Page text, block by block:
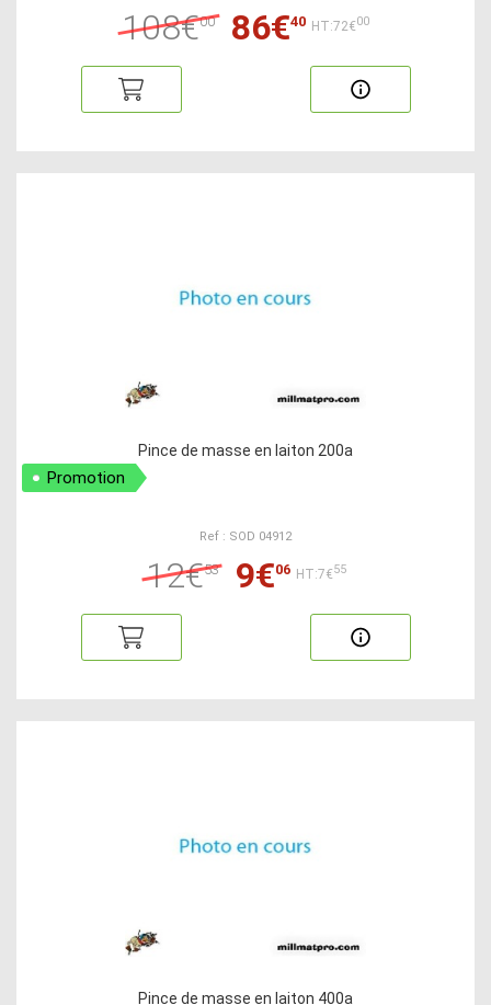
108€00 86€40 HT:72€00
Pince de masse en laiton 200a
Promotion
Ref : SOD 04912
12€53 9€06 HT:7€55
Pince de masse en laiton 400a